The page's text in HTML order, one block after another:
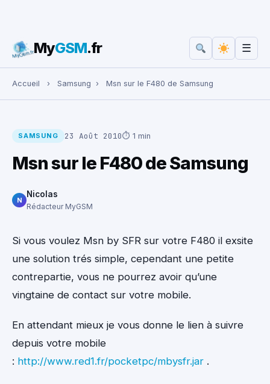
Rechercher :
MyGSM.fr ☰
Accueil › Samsung › Msn sur le F480 de Samsung
SAMSUNG 23 Août 2010⏱ 1 min
Msn sur le F480 de Samsung
N
Nicolas
Rédacteur MyGSM
Si vous voulez Msn by SFR sur votre F480 il exsite
une solution trés simple, cependant une petite
contrepartie, vous ne pourrez avoir qu’une
vingtaine de contact sur votre mobile.
En attendant mieux je vous donne le lien à suivre
depuis votre mobile
: http://www.red1.fr/pocketpc/mbysfr.jar .